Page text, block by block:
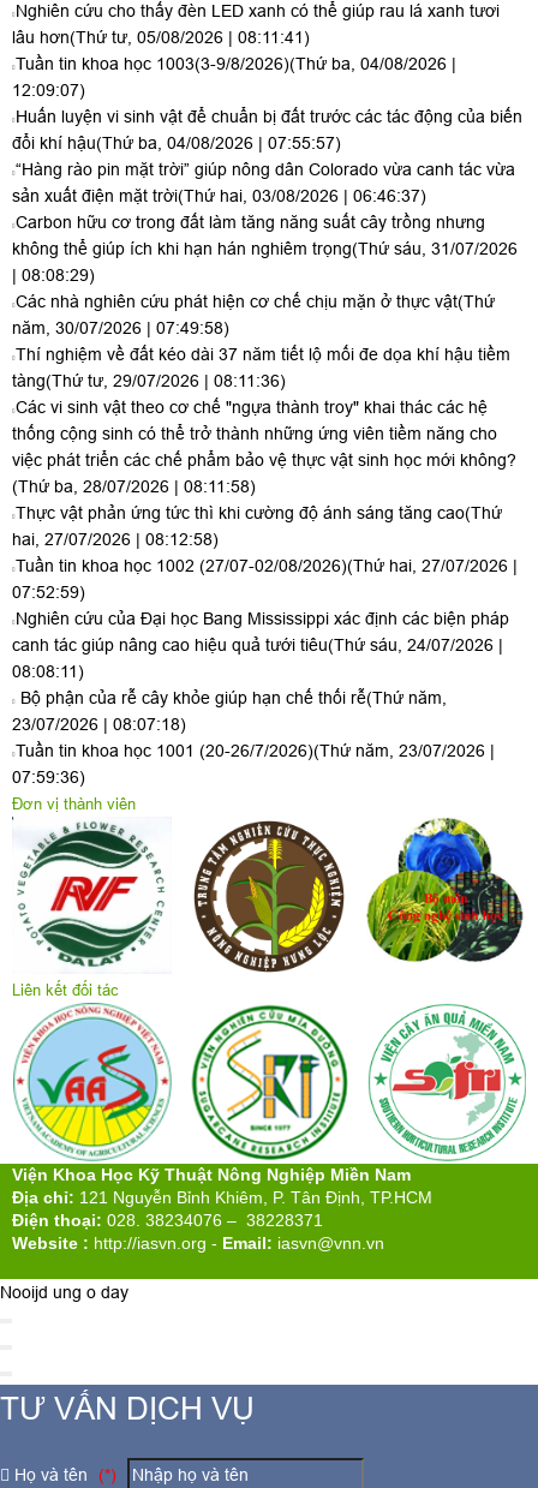
Nghiên cứu cho thấy đèn LED xanh có thể giúp rau lá xanh tươi
lâu hơn(Thứ tư, 05/08/2026 | 08:11:41)
Tuần tin khoa học 1003(3-9/8/2026)(Thứ ba, 04/08/2026 |
12:09:07)
Huấn luyện vi sinh vật để chuẩn bị đất trước các tác động của biến
đổi khí hậu(Thứ ba, 04/08/2026 | 07:55:57)
“Hàng rào pin mặt trời” giúp nông dân Colorado vừa canh tác vừa
sản xuất điện mặt trời(Thứ hai, 03/08/2026 | 06:46:37)
Carbon hữu cơ trong đất làm tăng năng suất cây trồng nhưng
không thể giúp ích khi hạn hán nghiêm trọng(Thứ sáu, 31/07/2026
| 08:08:29)
Các nhà nghiên cứu phát hiện cơ chế chịu mặn ở thực vật(Thứ
năm, 30/07/2026 | 07:49:58)
Thí nghiệm về đất kéo dài 37 năm tiết lộ mối đe dọa khí hậu tiềm
tàng(Thứ tư, 29/07/2026 | 08:11:36)
Các vi sinh vật theo cơ chế "ngựa thành troy" khai thác các hệ
thống cộng sinh có thể trở thành những ứng viên tiềm năng cho
việc phát triển các chế phẩm bảo vệ thực vật sinh học mới không?
(Thứ ba, 28/07/2026 | 08:11:58)
Thực vật phản ứng tức thì khi cường độ ánh sáng tăng cao(Thứ
hai, 27/07/2026 | 08:12:58)
Tuần tin khoa học 1002 (27/07-02/08/2026)(Thứ hai, 27/07/2026 |
07:52:59)
Nghiên cứu của Đại học Bang Mississippi xác định các biện pháp
canh tác giúp nâng cao hiệu quả tưới tiêu(Thứ sáu, 24/07/2026 |
08:08:11)
Bộ phận của rễ cây khỏe giúp hạn chế thối rễ(Thứ năm,
23/07/2026 | 08:07:18)
Tuần tin khoa học 1001 (20-26/7/2026)(Thứ năm, 23/07/2026 |
07:59:36)
Đơn vị thành viên
Liên kết đối tác
Viện Khoa Học Kỹ Thuật Nông Nghiệp Miền Nam
Địa chỉ: 121 Nguyễn Bỉnh Khiêm, P. Tân Định, TP.HCM
Điện thoại: 028. 38234076 – 38228371
Website : http://iasvn.org - Email: iasvn@vnn.vn
Nooijd ung o day
TƯ VẤN DỊCH VỤ
Họ và tên (*)